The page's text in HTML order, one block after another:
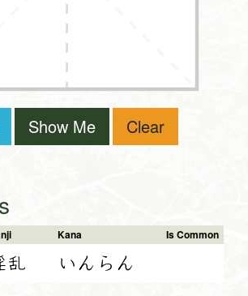
Show Me Clear
Kana Is Common
乱 いんらん